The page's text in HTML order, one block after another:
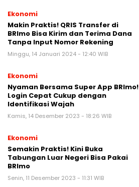
Ekonomi
Makin Praktis! QRIS Transfer di
BRImo Bisa Kirim dan Terima Dana
Tanpa Input Nomor Rekening
Minggu, 14 Januari 2024 - 12:40 WIB
Ekonomi
Nyaman Bersama Super App BRImo!
Login Cepat Cukup dengan
Identifikasi Wajah
Kamis, 14 Desember 2023 - 18:26 WIB
Ekonomi
Semakin Praktis! Kini Buka
Tabungan Luar Negeri Bisa Pakai
BRImo
Senin, 11 Desember 2023 - 11:31 WIB